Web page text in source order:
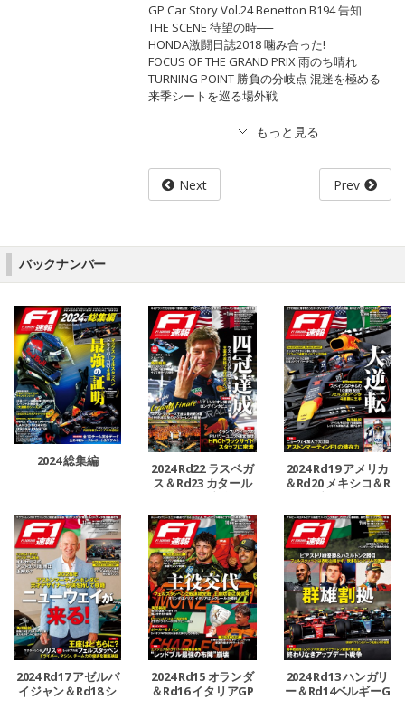
GP Car Story Vol.24 Benetton B194 告知
THE SCENE 待望の時──
HONDA激闘日誌2018 噛み合った!
FOCUS OF THE GRAND PRIX 雨のち晴れ
TURNING POINT 勝負の分岐点 混迷を極める
来季シートを巡る場外戦
Next Prev
バックナンバー
2024 総集編
2024 Rd22 ラスベガ
ス＆Rd23 カタール
＆Rd24 アブダビGP
号
2024 Rd19 アメリカ
＆Rd20 メキシコ＆R
d21 ブラジルGP号
2024 Rd17 アゼルバ
イジャン＆Rd18 シ
2024 Rd15 オランダ
＆Rd16 イタリアGP
2024 Rd13 ハンガリ
ー＆Rd14ベルギーG